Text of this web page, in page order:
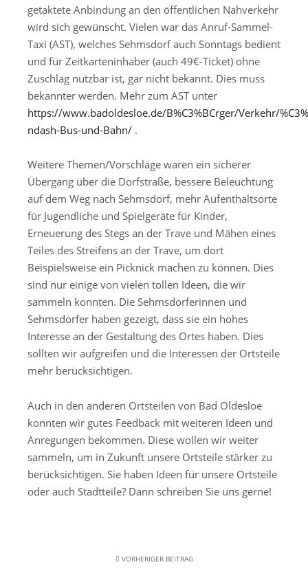
getaktete Anbindung an den öffentlichen Nahverkehr
wird sich gewünscht. Vielen war das Anruf-Sammel-
Taxi (AST), welches Sehmsdorf auch Sonntags bedient
und für Zeitkarteninhaber (auch 49€-Ticket) ohne
Zuschlag nutzbar ist, gar nicht bekannt. Dies muss
bekannter werden. Mehr zum AST unter
https://www.badoldesloe.de/B%C3%BCrger/Verkehr/
ndash-Bus-und-Bahn/ .
Weitere Themen/Vorschläge waren ein sicherer
Übergang über die Dorfstraße, bessere Beleuchtung
auf dem Weg nach Sehmsdorf, mehr Aufenthaltsorte
für Jugendliche und Spielgeräte für Kinder,
Erneuerung des Stegs an der Trave und Mähen eines
Teiles des Streifens an der Trave, um dort
Beispielsweise ein Picknick machen zu können. Dies
sind nur einige von vielen tollen Ideen, die wir
sammeln konnten. Die Sehmsdorferinnen und
Sehmsdorfer haben gezeigt, dass sie ein hohes
Interesse an der Gestaltung des Ortes haben. Dies
sollten wir aufgreifen und die Interessen der Ortsteile
mehr berücksichtigen.
Auch in den anderen Ortsteilen von Bad Oldesloe
konnten wir gutes Feedback mit weiteren Ideen und
Anregungen bekommen. Diese wollen wir weiter
sammeln, um in Zukunft unsere Ortsteile stärker zu
berücksichtigen. Sie haben Ideen für unsere Ortsteile
oder auch Stadtteile? Dann schreiben Sie uns gerne!
VORHERIGER BEITRAG